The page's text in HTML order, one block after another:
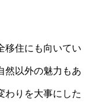
移住にも向いてい
然以外の魅力もあ
わりを大事にした